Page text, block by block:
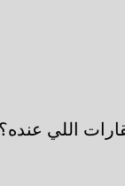
اللي عنده؟